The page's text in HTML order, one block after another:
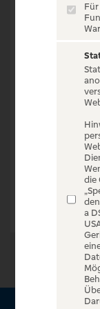
Zur
die
a